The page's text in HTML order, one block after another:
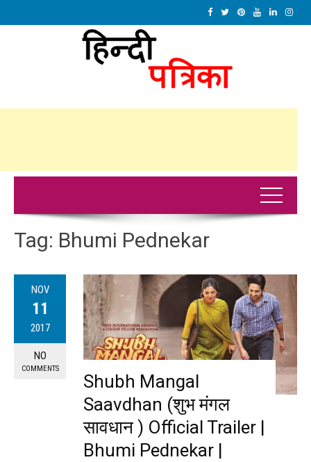
Tag: Bhumi Pednekar
NOV
11
2017
NO
COMMENTS
Shubh Mangal
Saavdhan (शुभ मंगल
सावधान ) Official Trailer |
Bhumi Pednekar |